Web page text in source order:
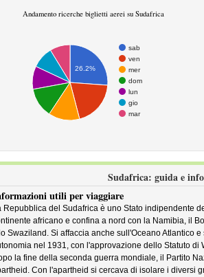
Andamento ricerche biglietti aerei su Sudafrica
sab
ven
mer
dom
lun
gio
mar
26.2%
Sudafrica: guida e
utili per viaggiare
Repubblica del Sudafrica è uno Stato indipendente
africano e confina a nord con la Namibia, il
Swaziland. Si affaccia anche sull'Oceano Atlantico
nel 1931, con l'approvazione dello Statuto di
la fine della seconda guerra mondiale, il Partito
Con l'apartheid si cercava di isolare i diversi